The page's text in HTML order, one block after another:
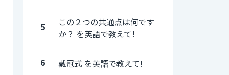
5
この２つの共通点は何です
か？ を英語で教えて!
6 戴冠式 を英語で教えて!